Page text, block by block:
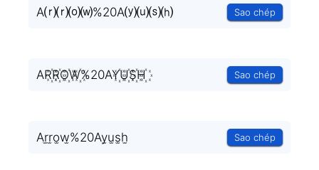
A⒭⒭⒪⒲%20A⒴⒰⒮⒣ Sao chép
AR꙰R꙰O꙰W꙰%20AY꙰U꙰S꙰H꙰ Sao chép
Ar̫r̫o̫w̫%20Ay̫u̫s̫h̫ Sao chép